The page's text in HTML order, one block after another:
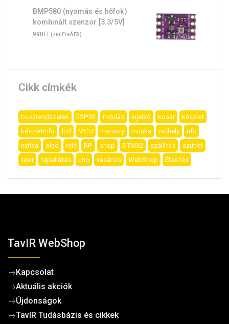
BMP580 (nyomás és hőfok)
kombinált szenzor [3.3/5V]
990Ft (780Ft+ÁFA)
Cikk címkék
buszrendszerek ESP32 indulás kijelző kosár
készlet
készletinfo
lcd MCU memory munka műhely
nfc
nyitva
oled relé RP shop STM32 szállítás
szünet
tavir
tápellátás uno vásárlás WebShop Élesítés
TavIR WebShop
→Kapcsolat
→Aktuális akciók
→Újdonságok
→TavIR Tudásbázis és cikkek